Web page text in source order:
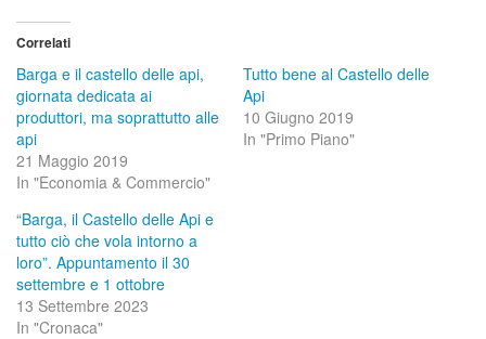
Correlati
Barga e il castello delle api,
giornata dedicata ai
produttori, ma soprattutto alle
api
21 Maggio 2019
In "Economia & Commercio"
Tutto bene al Castello delle
Api
10 Giugno 2019
In "Primo Piano"
“Barga, il Castello delle Api e
tutto ciò che vola intorno a
loro”. Appuntamento il 30
settembre e 1 ottobre
13 Settembre 2023
In "Cronaca"